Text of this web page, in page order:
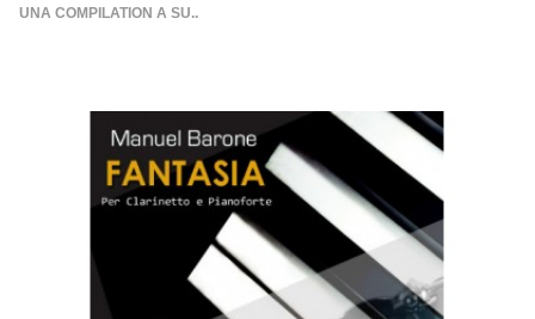
UNA COMPILATION A SU..